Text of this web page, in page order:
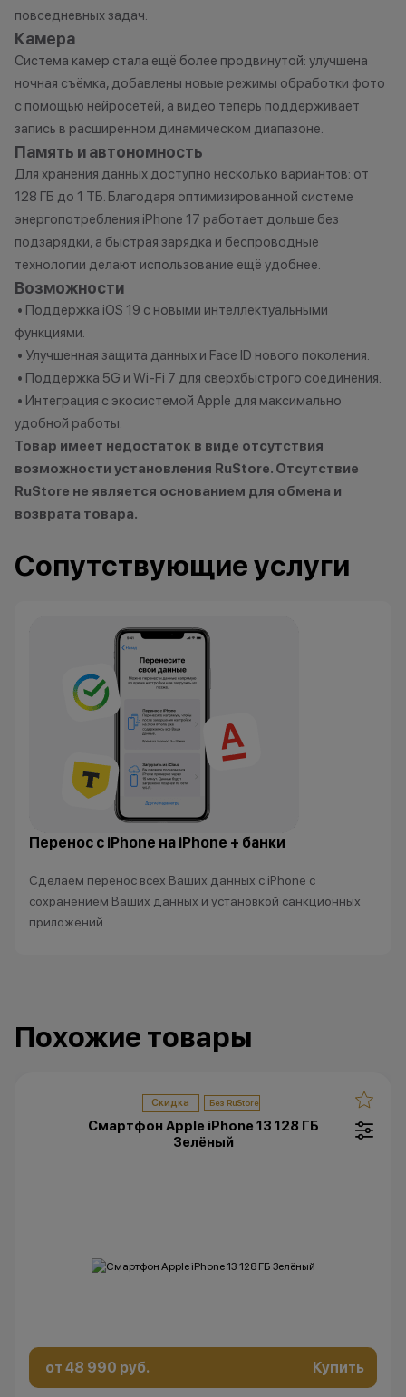
повседневных задач.
Камера
Система камер стала ещё более продвинутой: улучшена
ночная съёмка, добавлены новые режимы обработки фото
с помощью нейросетей, а видео теперь поддерживает
запись в расширенном динамическом диапазоне.
Память и автономность
Для хранения данных доступно несколько вариантов: от
128 ГБ до 1 ТБ. Благодаря оптимизированной системе
энергопотребления iPhone 17 работает дольше без
подзарядки, а быстрая зарядка и беспроводные
технологии делают использование ещё удобнее.
Возможности
• Поддержка iOS 19 с новыми интеллектуальными
функциями.
• Улучшенная защита данных и Face ID нового поколения.
• Поддержка 5G и Wi-Fi 7 для сверхбыстрого соединения.
• Интеграция с экосистемой Apple для максимально
удобной работы.
Товар имеет недостаток в виде отсутствия
возможности установления RuStore. Отсутствие
RuStore не является основанием для обмена и
возврата товара.
Сопутствующие услуги
Перенос с iPhone на iPhone + банки
Сделаем перенос всех Ваших данных с iPhone с
сохранением Ваших данных и установкой санкционных
приложений.
Похожие товары
Скидка
Смартфон Apple iPhone 13 128 ГБ
Зелёный
от 48 990 руб. Купить